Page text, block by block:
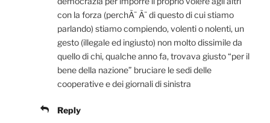
con la forza (perchÃ¨ Ã¨ di questo di cui stiamo
parlando) stiamo compiendo, volenti o nolenti, un
gesto (illegale ed ingiusto) non molto dissimile da
quello di chi, qualche anno fa, trovava giusto “per il
bene della nazione” bruciare le sedi delle
cooperative e dei giornali di sinistra
Reply